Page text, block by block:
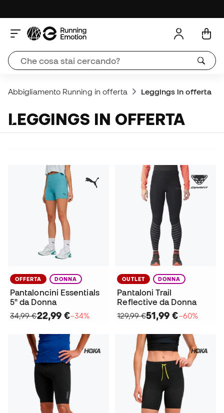
Abbigliamento Running in offerta Leggings in offerta
LEGGINGS IN OFFERTA
OFFERTA DONNA
Pantaloncini Essentials
5" da Donna
34,99 €22,99 €−34%
OUTLET DONNA
Pantaloni Trail
Reflective da Donna
129,99 €51,99 €−60%